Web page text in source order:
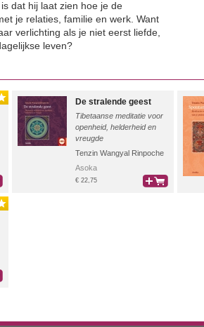
dat hij laat zien hoe je de
je relaties, familie en werk. Want
verlichting als je niet eerst liefde,
leven?
De stralende geest
Tibetaanse meditatie voor
openheid, helderheid en
vreugde
Tenzin Wangyal Rinpoche
Asoka
€ 22,75